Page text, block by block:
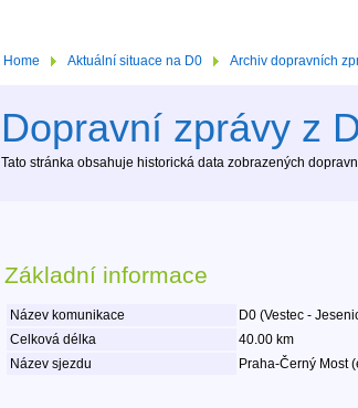
Home Aktuální situace na D0 Archiv dopravních
Dopravní zprávy z
Tato stránka obsahuje historická data zobrazených
Základní informace
Název komunikace
D0 (Vestec -
Celková délka
40.00 km
Název sjezdu
Praha-Černý Most